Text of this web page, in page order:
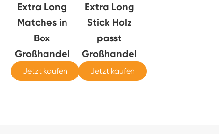
Extra Long
Matches in
Box
Großhandel
Jetzt kaufen
Extra Long
Stick Holz
passt
Großhandel
Jetzt kaufen